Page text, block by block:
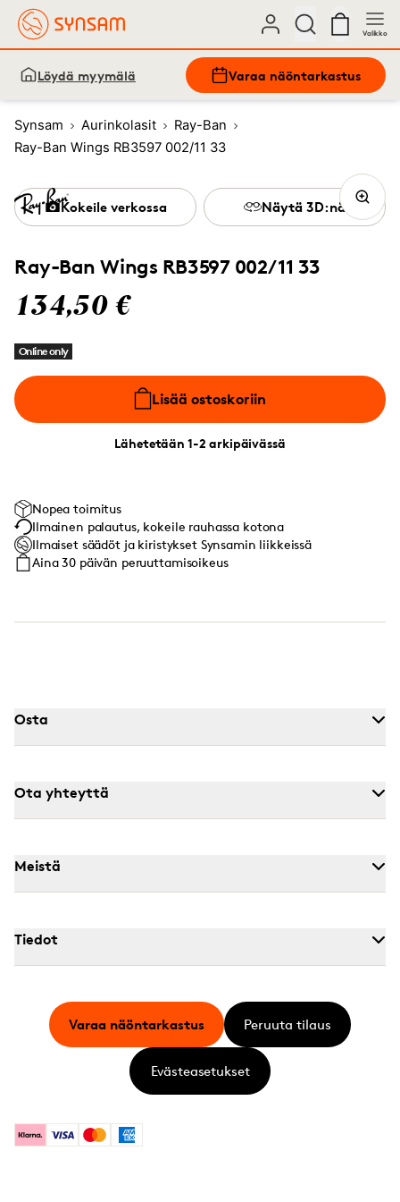
Valikko
Löydä myymälä Varaa näöntarkastus
Synsam Aurinkolasit
Ray-Ban
Ray-Ban Wings RB3597 002/11 33
Ray-Ban Wings RB3597 002/11 33
134,50 €
Online only
Lisää ostoskoriin
Lähetetään 1-2 arkipäivässä
Kokeile verkossa Näytä 3D:nä
Nopea toimitus
Ilmainen palautus, kokeile rauhassa kotona
Ilmaiset säädöt ja kiristykset Synsamin liikkeissä
Aina 30 päivän peruuttamisoikeus
Osta
Ota yhteyttä
Meistä
Tiedot
KlarnaVisa MastercardAmerican Express
Varaa näöntarkastus Peruuta tilaus
Evästeasetukset